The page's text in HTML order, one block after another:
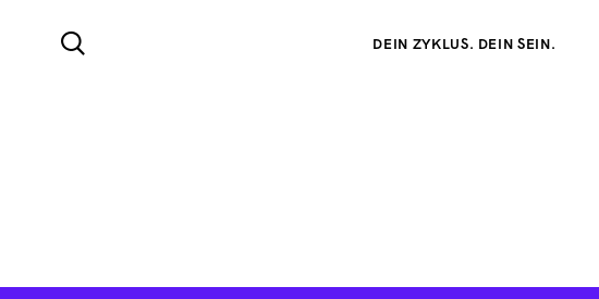
DEIN ZYKLUS. DEIN SEIN.